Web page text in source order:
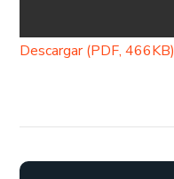
Descargar (PDF, 466KB)